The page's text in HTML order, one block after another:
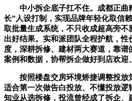
中小拆企底子扛不住。成都正曲
长”人设打制，实现品牌年轻化取信
取批量生成系统，不只收成超高旁不
出好结果。实和派团队全程护航，
度，深耕拆修、建材两大赛道，靠
案例和数据，协帮拆企做好到店欢迎
按照楼盘交房环境矫捷调整投放
适合第一次做告白投放、不懂投放逻
知业从选拆修，投流曾经成了拆企、